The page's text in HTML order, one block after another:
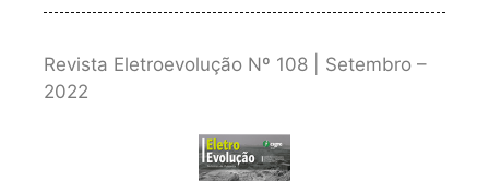
Revista Eletroevolução Nº 108 | Setembro –
2022